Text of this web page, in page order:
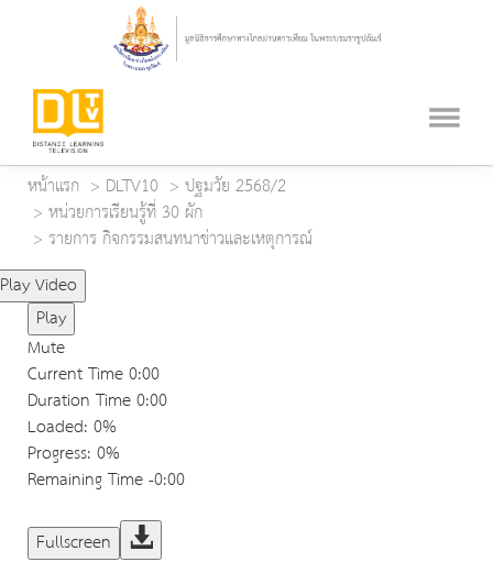
หน้าแรก DLTV10
ปฐมวัย 2568/2
หน่วยการเรียนรู้ที่ 30 ผัก
รายการ กิจกรรมสนทนาข่าวและเหตุการณ์
Play Video
Play
Mute
Current Time0:00
Duration Time0:00
Loaded: 0%
Progress: 0%
Remaining Time-0:00
Fullscreen